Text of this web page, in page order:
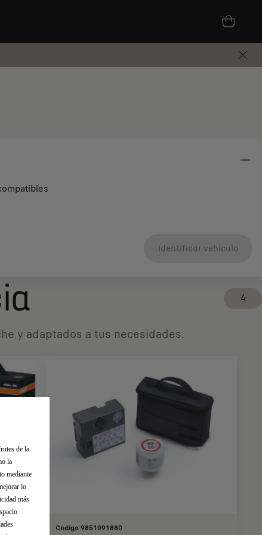
Identificar vehículo
4
y adaptados a tus necesidades.
Codigo 9851091880
de la
la
mediante
lo
más